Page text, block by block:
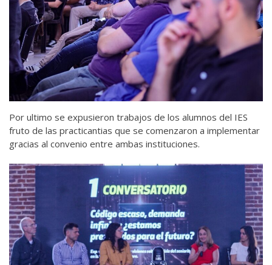
Por ultimo se expusieron trabajos de los alumnos del IES
fruto de las practicantias que se comenzaron a implementar
gracias al convenio entre ambas instituciones.